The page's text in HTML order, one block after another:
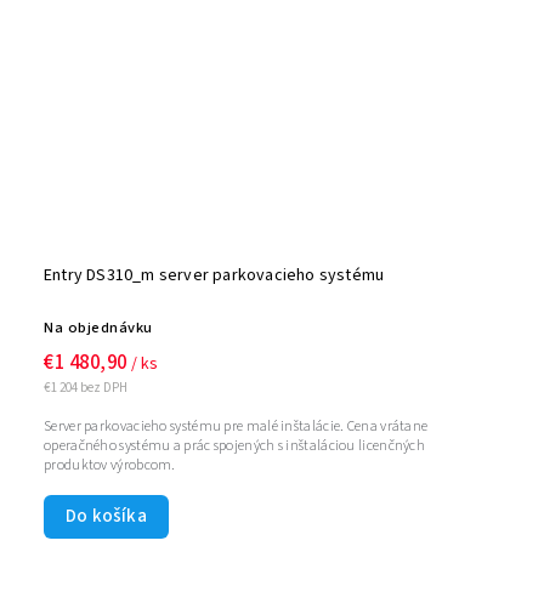
Entry DS310_m server parkovacieho systému
Na objednávku
€1 204 bez DPH
€1 480,90 / ks
Do košíka
Server parkovacieho systému pre malé inštalácie. Cena vrátane
operačného systému a prác spojených s inštaláciou licenčných
produktov výrobcom.